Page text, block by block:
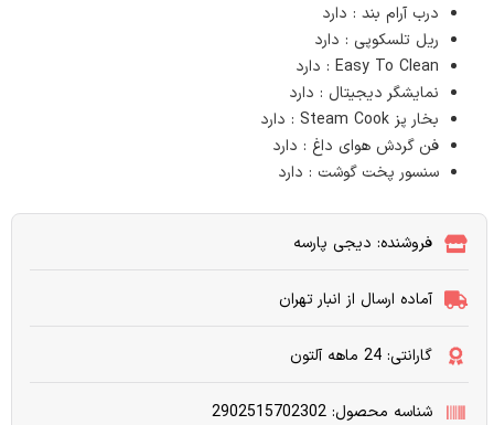
درب آرام بند : دارد
ریل تلسکوپی : دارد
Easy To Clean : دارد
نمایشگر دیجیتال : دارد
بخار پز Steam Cook : دارد
فن گردش هوای داغ : دارد
سنسور پخت گوشت : دارد
فروشنده: دیجی پارسه
آماده ارسال از انبار تهران
گارانتی: 24 ماهه آلتون
شناسه محصول: 2902515702302